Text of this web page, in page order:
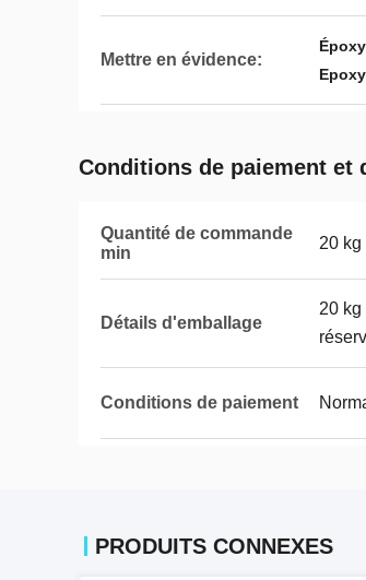
Mettre en évidence:
Conditions de paiement et
Quantité de commande
min
20
Détails d'emballage
20 kg
Conditions de paiement
PRODUITS CONNEXES